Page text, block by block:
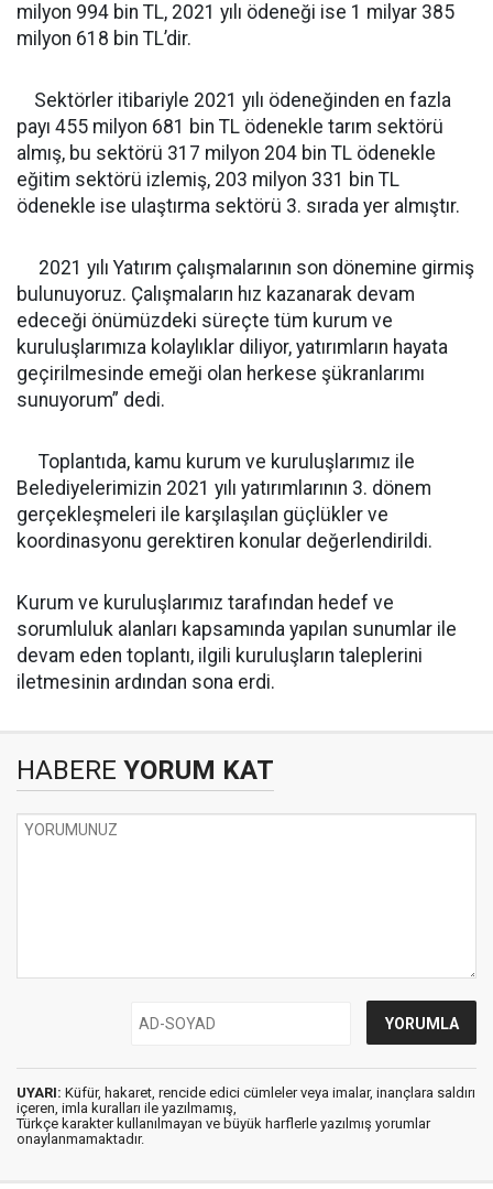
milyon 994 bin TL, 2021 yılı ödeneği ise 1 milyar 385
milyon 618 bin TL’dir.
Sektörler itibariyle 2021 yılı ödeneğinden en fazla
payı 455 milyon 681 bin TL ödenekle tarım sektörü
almış, bu sektörü 317 milyon 204 bin TL ödenekle
eğitim sektörü izlemiş, 203 milyon 331 bin TL
ödenekle ise ulaştırma sektörü 3. sırada yer almıştır.
2021 yılı Yatırım çalışmalarının son dönemine girmiş
bulunuyoruz. Çalışmaların hız kazanarak devam
edeceği önümüzdeki süreçte tüm kurum ve
kuruluşlarımıza kolaylıklar diliyor, yatırımların hayata
geçirilmesinde emeği olan herkese şükranlarımı
sunuyorum” dedi.
Toplantıda, kamu kurum ve kuruluşlarımız ile
Belediyelerimizin 2021 yılı yatırımlarının 3. dönem
gerçekleşmeleri ile karşılaşılan güçlükler ve
koordinasyonu gerektiren konular değerlendirildi.
Kurum ve kuruluşlarımız tarafından hedef ve
sorumluluk alanları kapsamında yapılan sunumlar ile
devam eden toplantı, ilgili kuruluşların taleplerini
iletmesinin ardından sona erdi.
HABERE YORUM KAT
UYARI: Küfür, hakaret, rencide edici cümleler veya imalar, inançlara saldırı
içeren, imla kuralları ile yazılmamış,
Türkçe karakter kullanılmayan ve büyük harflerle yazılmış yorumlar
onaylanmamaktadır.